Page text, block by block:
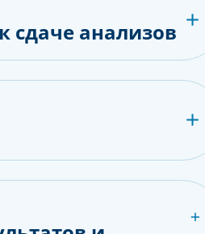
сдаче анализов